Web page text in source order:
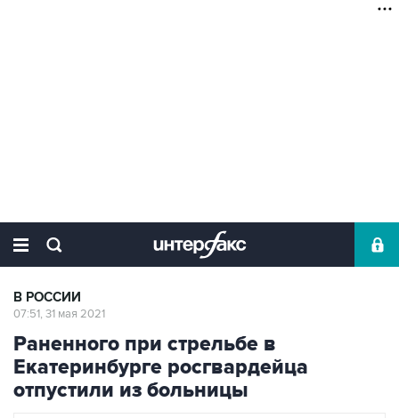
В РОССИИ
07:51, 31 мая 2021
Раненного при стрельбе в
Екатеринбурге росгвардейца
отпустили из больницы